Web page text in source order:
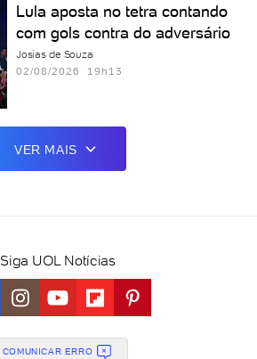
Lula aposta no tetra contando
com gols contra do adversário
Josias de Souza
02/08/2026 19h13
VER MAIS
Siga UOL Notícias
COMUNICAR ERRO